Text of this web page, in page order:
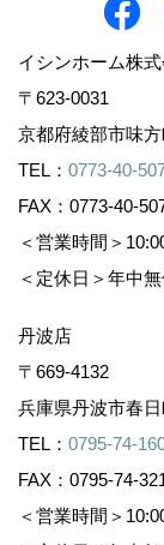
イシンホーム株
〒623-0031
京都府綾部市味
TEL： 0773-40-
FAX：0773-40-
＜営業時間＞
＜定休日＞年中
丹波店
〒669-4132
兵庫県丹波市春
TEL： 0795-74-
FAX：0795-74-
＜営業時間＞